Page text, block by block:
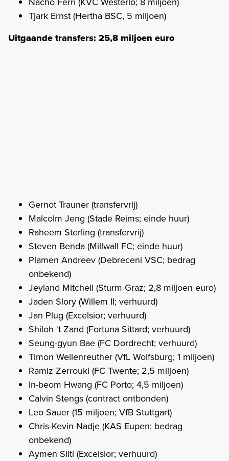
Tjark Ernst (Hertha BSC, 5 miljoen)
Uitgaande transfers: 25,8 miljoen euro
Gernot Trauner (transfervrij)
Malcolm Jeng (Stade Reims; einde huur)
Raheem Sterling (transfervrij)
Steven Benda (Millwall FC; einde huur)
Plamen Andreev (Debreceni VSC; bedrag
onbekend)
Jeyland Mitchell (Sturm Graz; 2,8 miljoen euro)
Jaden Slory (Willem II; verhuurd)
Jan Plug (Excelsior; verhuurd)
Shiloh 't Zand (Fortuna Sittard; verhuurd)
Seung-gyun Bae (FC Dordrecht; verhuurd)
Timon Wellenreuther (VfL Wolfsburg; 1 miljoen)
Ramiz Zerrouki (FC Twente; 2,5 miljoen)
In-beom Hwang (FC Porto; 4,5 miljoen)
Calvin Stengs (contract ontbonden)
Leo Sauer (15 miljoen; VfB Stuttgart)
Chris-Kevin Nadje (KAS Eupen; bedrag
onbekend)
Aymen Sliti (Excelsior; verhuurd)